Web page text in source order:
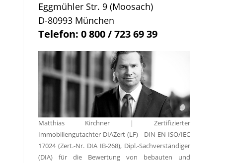
Eggmühler Str. 9 (Moosach)
D-80993 München
Telefon: 0 800 / 723 69 39
Matthias Kirchner | Zertifizierter
Immobiliengutachter DIAZert (LF) - DIN EN ISO/IEC
17024 (Zert.-Nr. DIA IB-268), Dipl.-Sachverständiger
(DIA) für die Bewertung von bebauten und